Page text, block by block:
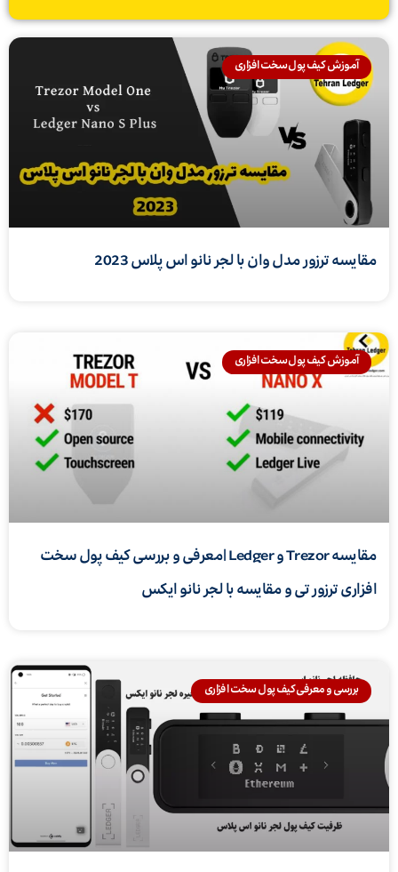
آموزش کیف پول سخت افزاری
مقایسه ترزور مدل وان با لجر نانو اس پلاس 2023
آموزش کیف پول سخت افزاری
مقایسه Trezor و Ledger |معرفی و بررسی کیف پول سخت
افزاری ترزور تی و مقایسه با لجر نانو ایکس
بررسی و معرفی کیف پول سخت افزاری